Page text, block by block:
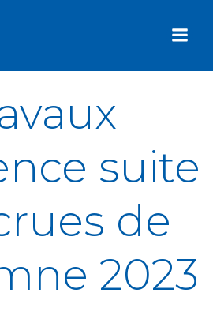
suite
de
2023